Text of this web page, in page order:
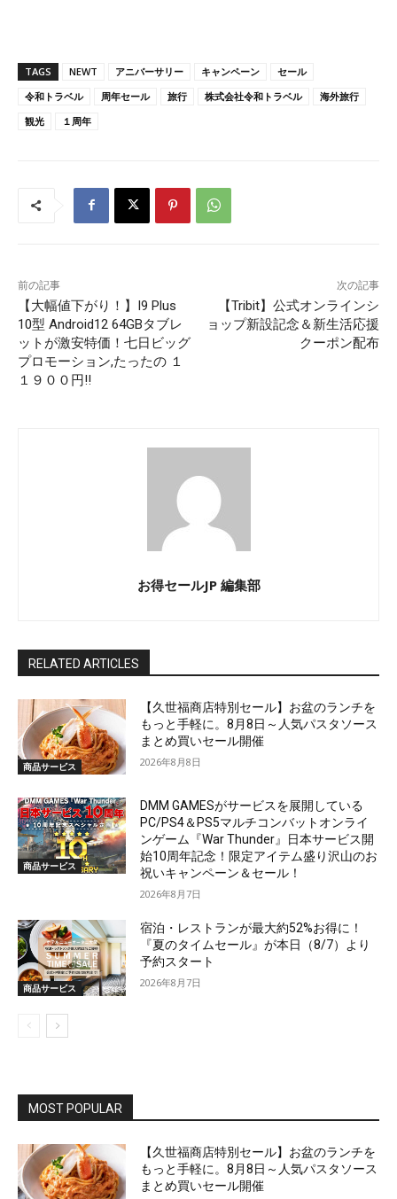
TAGS NEWT アニバーサリー キャンペーン
セール
令和トラベル
周年セール 旅行 株式会社令和トラベル
海外旅行
観光
１周年
前の記事
【大幅値下がり！】I9 Plus
10型 Android12 64GBタブレ
ットが激安特価！七日ビッグ
プロモーション,たったの １
１９００円!!
次の記事
【Tribit】公式オンラインシ
ョップ新設記念＆新生活応援
クーポン配布
お得セールJP 編集部
RELATED ARTICLES
商品サービス
【久世福商店特別セール】お盆のランチを
もっと手軽に。8月8日～人気パスタソース
まとめ買いセール開催
2026年8月8日
商品サービス
DMM GAMESがサービスを展開している
PC/PS4＆PS5マルチコンバットオンライ
ンゲーム『War Thunder』日本サービス開
始10周年記念！限定アイテム盛り沢山のお
祝いキャンペーン＆セール！
2026年8月7日
商品サービス
宿泊・レストランが最大約52%お得に！
『夏のタイムセール』が本日（8/7）より
予約スタート
2026年8月7日
MOST POPULAR
【久世福商店特別セール】お盆のランチを
もっと手軽に。8月8日～人気パスタソース
まとめ買いセール開催